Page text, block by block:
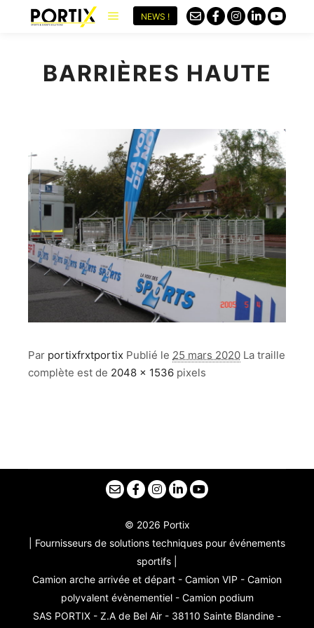
NEWS !
BARRIÈRES HAUTE
Par portixfrxtportix Publié le 25 mars 2020 La traille
complète est de 2048 × 1536 pixels
© 2026 Portix
| Fournisseurs de solutions techniques pour événements
sportifs |
Camion arche arrivée et départ - Camion VIP - Camion
polyvalent évènementiel - Camion podium
SAS PORTIX - Z.A de Bel Air - 38110 Sainte Blandine -